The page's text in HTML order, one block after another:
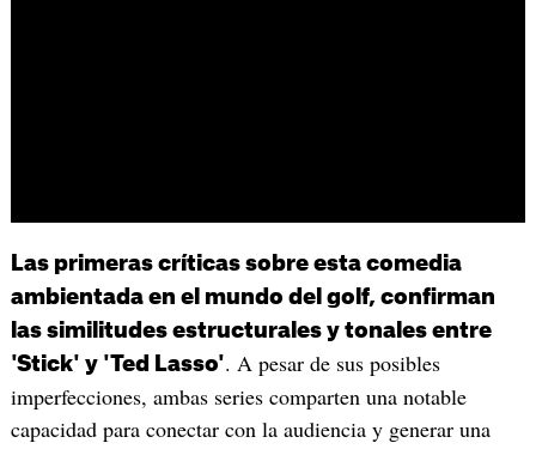
Las primeras críticas sobre esta comedia
ambientada en el mundo del golf, confirman
las similitudes estructurales y tonales entre
'Stick' y 'Ted Lasso'. A pesar de sus posibles
imperfecciones, ambas series comparten una notable
capacidad para conectar con la audiencia y generar una